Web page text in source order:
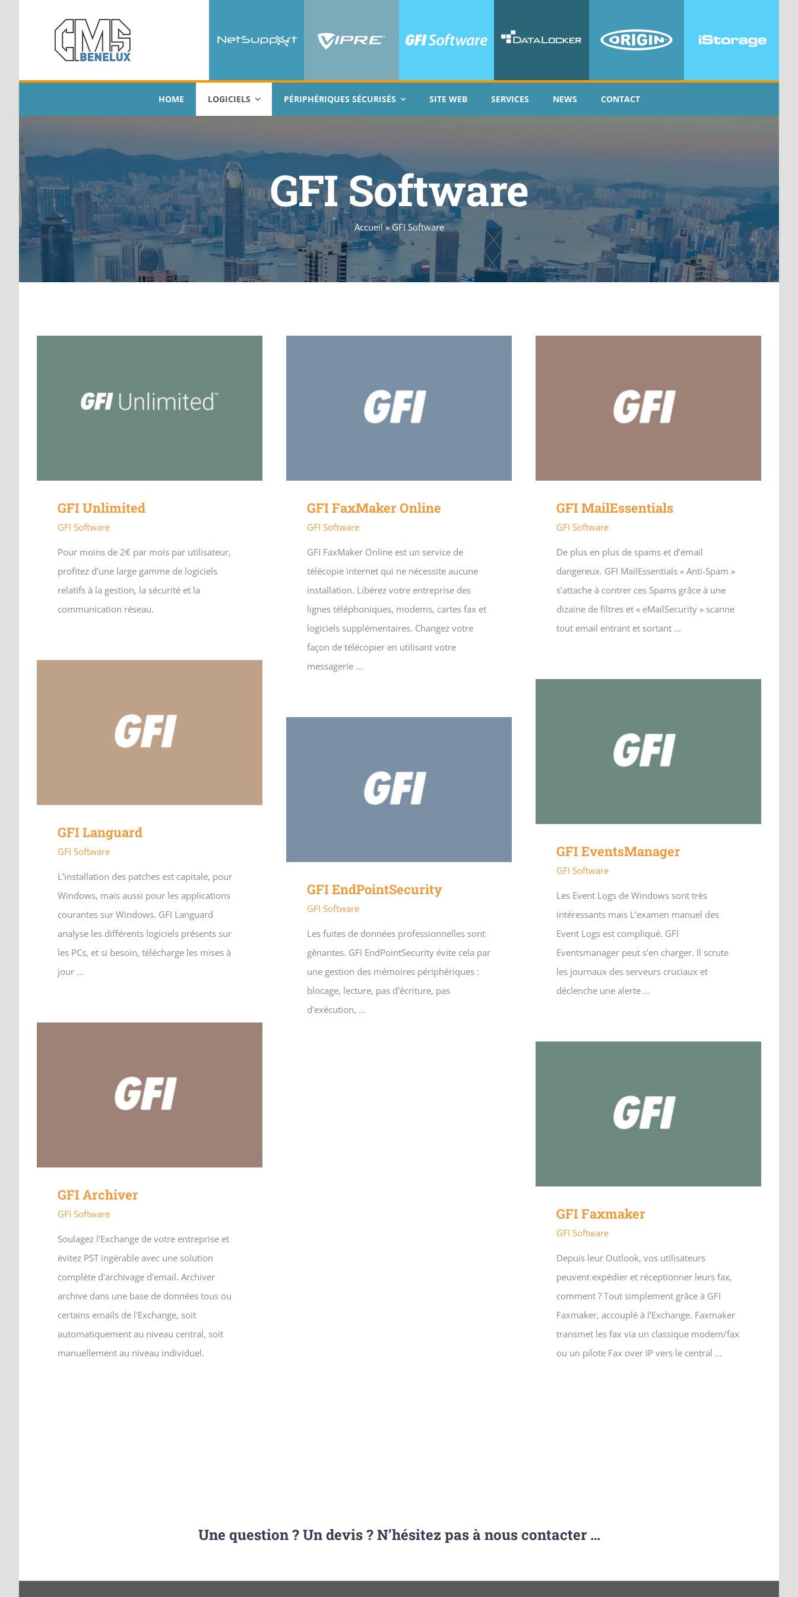
HOME LOGICIELS PÉRIPHÉRIQUES SÉCURISÉS SITE WEB SERVICES NEWS CONTACT
GFI Software
Accueil»GFI Software
GFI Unlimited
GFI Software
Pour moins de 2€ par mois par utilisateur,
profitez d’une large gamme de logiciels
relatifs à la gestion, la sécurité et la
communication réseau.
GFI FaxMaker Online
GFI Software
GFI FaxMaker Online est un service de
télécopie internet qui ne nécessite aucune
installation. Libérez votre entreprise des
lignes téléphoniques, modems, cartes fax et
logiciels supplémentaires. Changez votre
façon de télécopier en utilisant votre
messagerie ...
GFI MailEssentials
GFI Software
De plus en plus de spams et d’email
dangereux. GFI MailEssentials « Anti-Spam »
s’attache à contrer ces Spams grâce à une
dizaine de filtres et « eMailSecurity » scanne
tout email entrant et sortant ...
GFI Languard
GFI Software
L’installation des patches est capitale, pour
Windows, mais aussi pour les applications
courantes sur Windows. GFI Languard
analyse les différents logiciels présents sur
les PCs, et si besoin, télécharge les mises à
jour ...
GFI EventsManager
GFI Software
Les Event Logs de Windows sont très
intéressants mais L’examen manuel des
Event Logs est compliqué. GFI
Eventsmanager peut s'en charger. Il scrute
les journaux des serveurs cruciaux et
déclenche une alerte ...
GFI EndPointSecurity
GFI Software
Les fuites de données professionnelles sont
gênantes. GFI EndPointSecurity évite cela par
une gestion des mémoires périphériques :
blocage, lecture, pas d'écriture, pas
d'exécution, ...
GFI Archiver
GFI Software
Soulagez l'Exchange de votre entreprise et
évitez PST ingérable avec une solution
complète d'archivage d'email. Archiver
archive dans une base de données tous ou
certains emails de l'Exchange, soit
automatiquement au niveau central, soit
manuellement au niveau individuel.
GFI Faxmaker
GFI Software
Depuis leur Outlook, vos utilisateurs
peuvent expédier et réceptionner leurs fax,
comment ? Tout simplement grâce à GFI
Faxmaker, accouplé à l’Exchange. Faxmaker
transmet les fax via un classique modem/fax
ou un pilote Fax over IP vers le central ...
Une question ? Un devis ? N’hésitez pas à nous contacter …